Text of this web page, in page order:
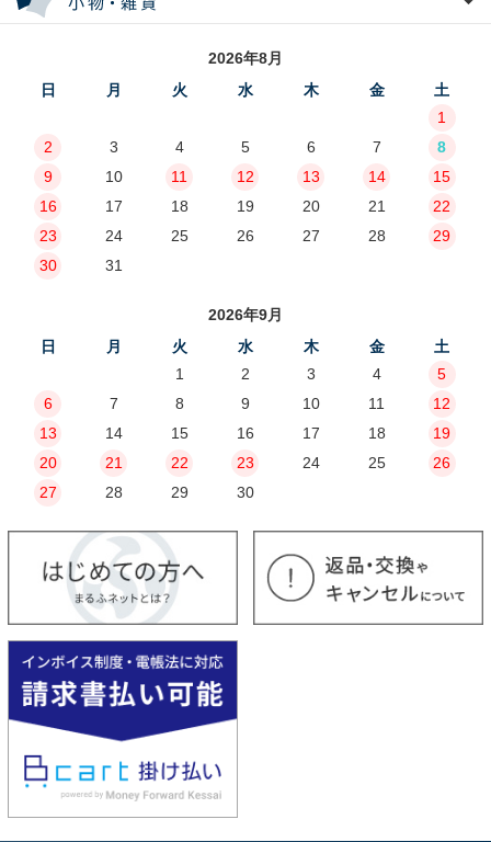
2026年8月
日
月 火 水 木 金
土
1
2
3 4 5 6 7
8
9
10 11 12 13 14
15
16
17 18 19 20 21
22
23
24 25 26 27 28
29
30
31
2026年9月
日
月 火 水 木 金
土
1
2 3 4
5
6
7 8 9 10 11
12
13
14 15 16 17 18
19
20
21 22 23 24 25
26
27
28 29 30